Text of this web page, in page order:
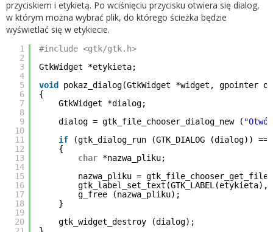
przyciskiem i etykietą. Po wciśnięciu przycisku otwiera się dialog,
w którym można wybrać plik, do którego ścieżka będzie
wyświetlać się w etykiecie.
1
2
3
4
5
6
7
8
9
10
11
12
13
14
15
16
17
18
19
20
#include <gtk/gtk.h>
GtkWidget *etykieta;
void
pokaz_dialog(GtkWidget *widget, gpointer
{
GtkWidget *dialog;
dialog = gtk_file_chooser_dialog_new (
if
(gtk_dialog_run (GTK_DIALOG (dialog)) ==
{
char *nazwa_pliku;
nazwa_pliku =
g_free (nazwa_pliku);
}
gtk_widget_destroy (dialog);